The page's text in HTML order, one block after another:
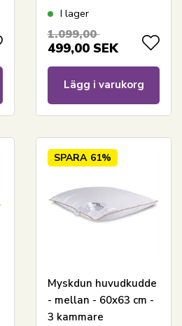
- Borg Living
I lager
1.099,00
499,00 SEK
Lägg i varukorg
SPARA 61%
Myskdun huvudkudde
- mellan - 60x63 cm -
3 kammare